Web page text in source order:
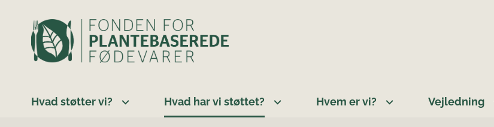
Hvad støtter vi? Hvad har vi støttet? Hvem er vi? Vejledning